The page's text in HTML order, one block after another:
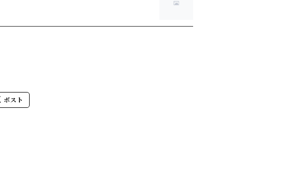
ポスト